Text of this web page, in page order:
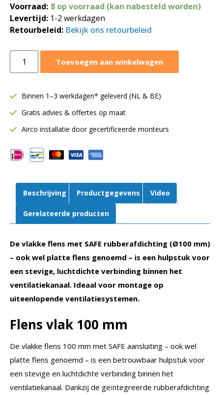
Voorraad: 8 op voorraad (kan nabesteld worden)
Levertijd: 1-2 werkdagen
Retourbeleid: Bekijk ons retourbeleid
Ø100
|
SAFE
aantal
Toevoegen aan winkelwagen
Binnen 1–3 werkdagen* geleverd (NL & BE)
Gratis advies & offertes op maat
Airco installatie door gecertificeerde monteurs
Beschrijving Productgegevens Video
Gerelateerde producten
De vlakke flens met SAFE rubberafdichting (Ø100 mm)
– ook wel platte flens genoemd – is een hulpstuk voor
een stevige, luchtdichte verbinding binnen het
ventilatiekanaal. Ideaal voor montage op
uiteenlopende ventilatiesystemen.
Flens vlak 100 mm
De vlakke flens 100 mm met SAFE aansluiting – ook wel
platte flens genoemd – is een betrouwbaar hulpstuk voor
een stevige en luchtdichte verbinding binnen het
ventilatiekanaal. Dankzij de geïntegreerde rubberafdichting